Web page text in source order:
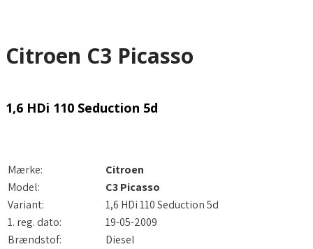
Citroen C3 Picasso
1,6 HDi 110 Seduction 5d
Mærke:
Citroen
Model:
C3 Picasso
Variant:
1,6 HDi 110 Seduction 5d
1. reg. dato:
19-05-2009
Brændstof:
Diesel